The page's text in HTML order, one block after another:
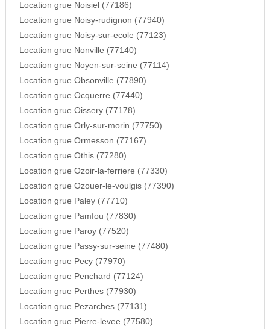
Location grue Noisiel (77186)
Location grue Noisy-rudignon (77940)
Location grue Noisy-sur-ecole (77123)
Location grue Nonville (77140)
Location grue Noyen-sur-seine (77114)
Location grue Obsonville (77890)
Location grue Ocquerre (77440)
Location grue Oissery (77178)
Location grue Orly-sur-morin (77750)
Location grue Ormesson (77167)
Location grue Othis (77280)
Location grue Ozoir-la-ferriere (77330)
Location grue Ozouer-le-voulgis (77390)
Location grue Paley (77710)
Location grue Pamfou (77830)
Location grue Paroy (77520)
Location grue Passy-sur-seine (77480)
Location grue Pecy (77970)
Location grue Penchard (77124)
Location grue Perthes (77930)
Location grue Pezarches (77131)
Location grue Pierre-levee (77580)